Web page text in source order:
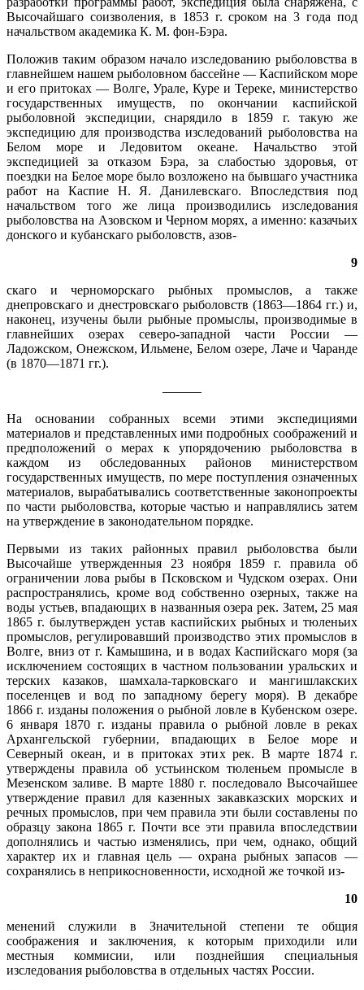
Высочайшаго соизволения, в 1853 г. сроком на 3 года под
начальством академика К. М. фон-Бэра.
Положив таким образом начало изследованию рыболовства в
главнейшем нашем рыболовном бассейне — Каспийском море
и его притоках — Волге, Урале, Куре и Тереке, министерство
государственных имуществ, по окончании каспийской
рыболовной экспедиции, снарядило в 1859 г. такую же
экспедицию для производства изследований рыболовства на
Белом море и Ледовитом океане. Начальство этой
экспедицией за отказом Бэра, за слабостью здоровья, от
поездки на Белое море было возложено на бывшаго участника
работ на Каспие Н. Я. Данилевскаго. Впоследствия под
начальством того же лица производились изследования
рыболовства на Азовском и Черном морях, а именно: казачьих
донского и кубанскаго рыболовств, азов-
9
скаго и черноморскаго рыбных промыслов, а также
днепровскаго и днестровскаго рыболовств (1863—1864 гг.) и,
наконец, изучены были рыбные промыслы, производимые в
главнейших озерах северо-западной части России —
Ладожском, Онежском, Ильмене, Белом озере, Лаче и Чаранде
(в 1870—1871 гг.).
———
На основании собранных всеми этими экспедициями
материалов и представленных ими подробных соображений и
предположений о мерах к упорядочению рыболовства в
каждом из обследованных районов министерством
государственных имуществ, по мере поступления означенных
материалов, вырабатывались соответственные законопроекты
по части рыболовства, которые частью и направлялись затем
на утверждение в законодательном порядке.
Первыми из таких районных правил рыболовства были
Высочайше утвержденныя 23 ноября 1859 г. правила об
ограничении лова рыбы в Псковском и Чудском озерах. Они
распространялись, кроме вод собственно озерных, также на
воды устьев, впадающих в названныя озера рек. Затем, 25 мая
1865 г. былутвержден устав каспийских рыбных и тюленьих
промыслов, регулировавший производство этих промыслов в
Волге, вниз от г. Камышина, и в водах Каспийскаго моря (за
исключением состоящих в частном пользовании уральских и
терских казаков, шамхала-тарковскаго и мангишлакских
поселенцев и вод по западному берегу моря). В декабре
1866 г. изданы положения о рыбной ловле в Кубенском озере.
6 января 1870 г. изданы правила о рыбной ловле в реках
Архангельской губернии, впадающих в Белое море и
Северный океан, и в притоках этих рек. В марте 1874 г.
утверждены правила об устьинском тюленьем промысле в
Мезенском заливе. В марте 1880 г. последовало Высочайшее
утверждение правил для казенных закавказских морских и
речных промыслов, при чем правила эти были составлены по
образцу закона 1865 г. Почти все эти правила впоследствии
дополнялись и частью изменялись, при чем, однако, общий
характер их и главная цель — охрана рыбных запасов —
сохранялись в неприкосновенности, исходной же точкой из-
10
менений служили в Значительной степени те общия
соображения и заключения, к которым приходили или
местныя коммисии, или позднейшия специальныя
изследования рыболовства в отдельных частях России.